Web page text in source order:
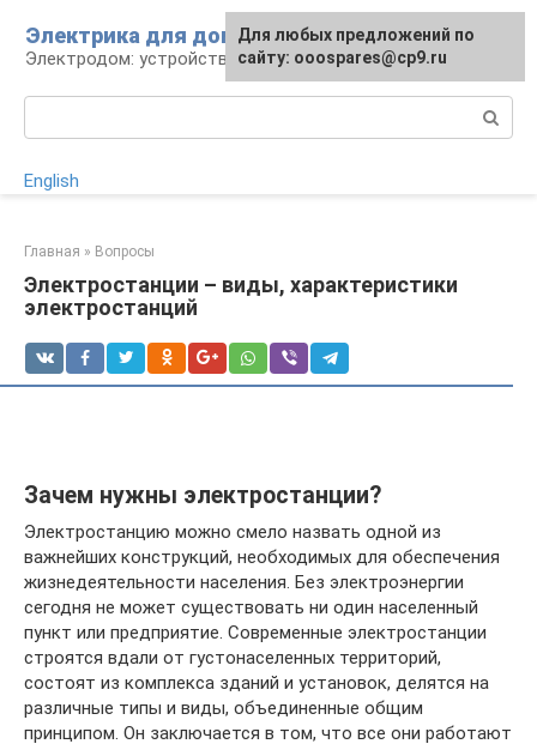
контенту
Электрика для дома
Электродом: устройства, кабели, ремонт
English
Главная » Вопросы
Электростанции – виды, характеристики
электростанций
Зачем нужны электростанции?
Электростанцию можно смело назвать одной из
важнейших конструкций, необходимых для обеспечения
жизнедеятельности населения. Без электроэнергии
сегодня не может существовать ни один населенный
пункт или предприятие. Современные электростанции
строятся вдали от густонаселенных территорий,
состоят из комплекса зданий и установок, делятся на
различные типы и виды, объединенные общим
принципом. Он заключается в том, что все они работают
Для любых предложений по
сайту: ooospares@cp9.ru